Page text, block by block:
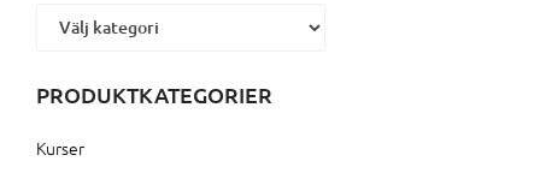
Kategorier
PRODUKTKATEGORIER
Kurser